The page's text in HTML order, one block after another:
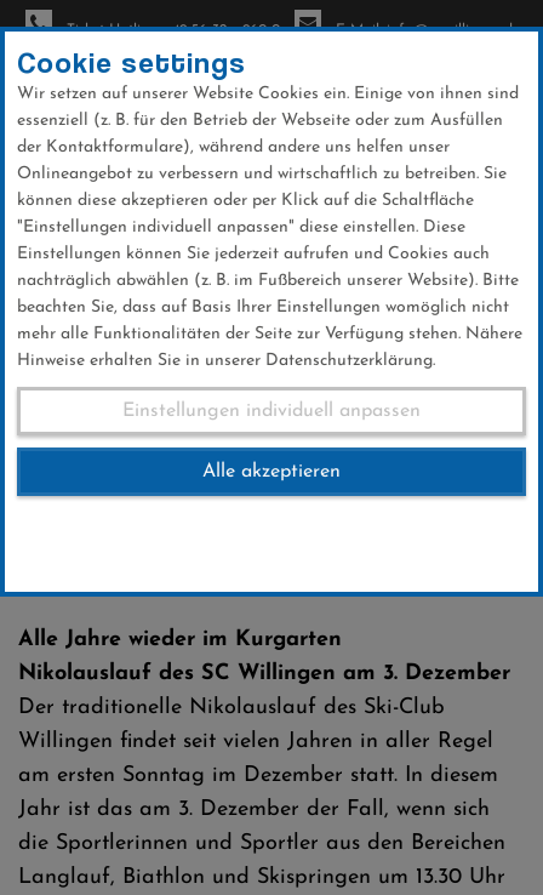
Direkt
zum
Inhalt
Ticket-Hotline: +49 56 32 - 960-0 E-Mail: info@sc-willingen.de
News
Nikolauslauf 3. Dezember 2017
23 .November 2017
Alle Jahre wieder im Kurgarten
Nikolauslauf des SC Willingen am 3. Dezember
Der traditionelle Nikolauslauf des Ski-Club
Willingen findet seit vielen Jahren in aller Regel
am ersten Sonntag im Dezember statt. In diesem
Jahr ist das am 3. Dezember der Fall, wenn sich
die Sportlerinnen und Sportler aus den Bereichen
Langlauf, Biathlon und Skispringen um 13.30 Uhr
Cookie settings
Wir setzen auf unserer Website Cookies ein. Einige von ihnen sind
essenziell (z. B. für den Betrieb der Webseite oder zum Ausfüllen
der Kontaktformulare), während andere uns helfen unser
Onlineangebot zu verbessern und wirtschaftlich zu betreiben. Sie
können diese akzeptieren oder per Klick auf die Schaltfläche
"Einstellungen individuell anpassen" diese einstellen. Diese
Einstellungen können Sie jederzeit aufrufen und Cookies auch
nachträglich abwählen (z. B. im Fußbereich unserer Website). Bitte
beachten Sie, dass auf Basis Ihrer Einstellungen womöglich nicht
mehr alle Funktionalitäten der Seite zur Verfügung stehen. Nähere
Hinweise erhalten Sie in unserer Datenschutzerklärung.
Einstellungen individuell anpassen
Alle akzeptieren